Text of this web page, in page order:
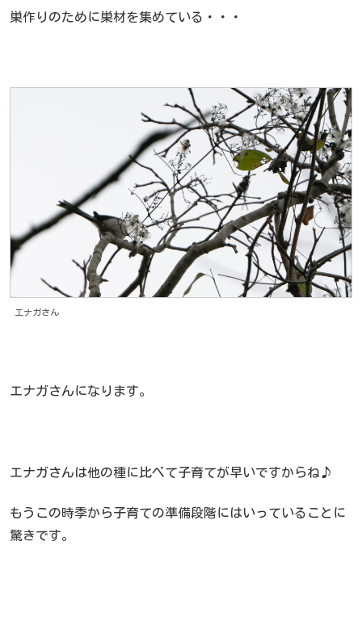
巣作りのために巣材を集めている・・・
エナガさん
エナガさんになります。
エナガさんは他の種に比べて子育てが早いですからね♪
もうこの時季から子育ての準備段階にはいっていることに
驚きです。